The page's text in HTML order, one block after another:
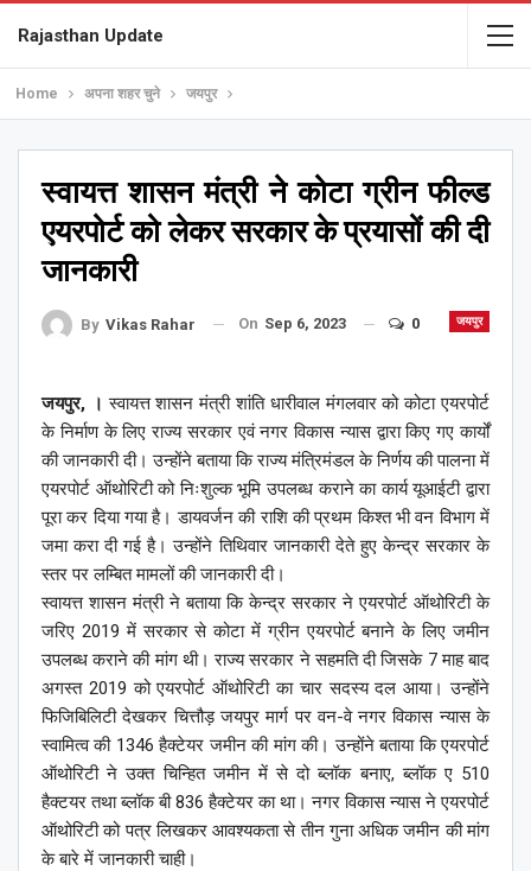
Rajasthan Update
Home अपना शहर चुने जयपुर
स्वायत्त शासन मंत्री ने कोटा ग्रीन फील्ड
एयरपोर्ट को लेकर सरकार के प्रयासों की दी
जानकारी
जयपुर
By Vikas Rahar On Sep 6, 2023 0
जयपुर, । स्वायत्त शासन मंत्री शांति धारीवाल मंगलवार को कोटा एयरपोर्ट
के निर्माण के लिए राज्य सरकार एवं नगर विकास न्यास द्वारा किए गए कार्यों
की जानकारी दी। उन्होंने बताया कि राज्य मंत्रिमंडल के निर्णय की पालना में
एयरपोर्ट ऑथोरिटी को निःशुल्क भूमि उपलब्ध कराने का कार्य यूआईटी द्वारा
पूरा कर दिया गया है। डायवर्जन की राशि की प्रथम किश्त भी वन विभाग में
जमा करा दी गई है। उन्होंने तिथिवार जानकारी देते हुए केन्द्र सरकार के
स्तर पर लम्बित मामलों की जानकारी दी।
स्वायत्त शासन मंत्री ने बताया कि केन्द्र सरकार ने एयरपोर्ट ऑथोरिटी के
जरिए 2019 में सरकार से कोटा में ग्रीन एयरपोर्ट बनाने के लिए जमीन
उपलब्ध कराने की मांग थी। राज्य सरकार ने सहमति दी जिसके 7 माह बाद
अगस्त 2019 को एयरपोर्ट ऑथोरिटी का चार सदस्य दल आया। उन्होंने
फिजिबिलिटी देखकर चित्तौड़ जयपुर मार्ग पर वन-वे नगर विकास न्यास के
स्वामित्व की 1346 हैक्टेयर जमीन की मांग की। उन्होंने बताया कि एयरपोर्ट
ऑथोरिटी ने उक्त चिन्हित जमीन में से दो ब्लॉक बनाए, ब्लॉक ए 510
हैक्टयर तथा ब्लॉक बी 836 हैक्टेयर का था। नगर विकास न्यास ने एयरपोर्ट
ऑथोरिटी को पत्र लिखकर आवश्यकता से तीन गुना अधिक जमीन की मांग
के बारे में जानकारी चाही।